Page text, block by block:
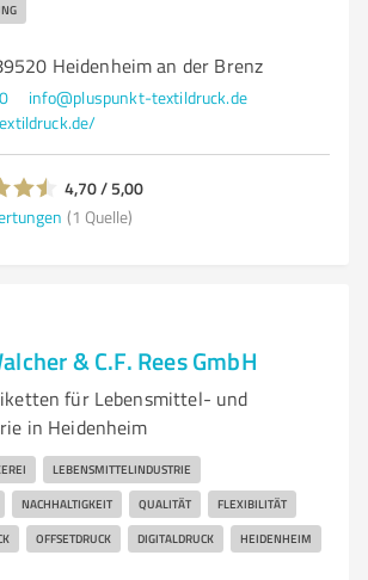
Heidenheim an der Brenz
info@pluspunkt-textildruck.de
4,70 / 5,00
(1 Quelle)
& C.F. Rees GmbH
für Lebensmittel- und
in Heidenheim
LEBENSMITTELINDUSTRIE
NACHHALTIGKEIT QUALITÄT FLEXIBILITÄT
OFFSETDRUCK DIGITALDRUCK HEIDENHEIM